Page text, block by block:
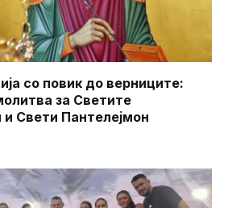
со повик до верниците:
за Светите
Свети Пантелејмон